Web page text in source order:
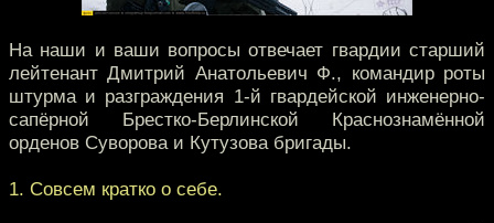
На наши и ваши вопросы отвечает гвардии старший
лейтенант Дмитрий Анатольевич Ф., командир роты
штурма и разграждения 1-й гвардейской инженерно-
сапёрной Брестко-Берлинской Краснознамённой
орденов Суворова и Кутузова бригады.
1. Совсем кратко о себе.